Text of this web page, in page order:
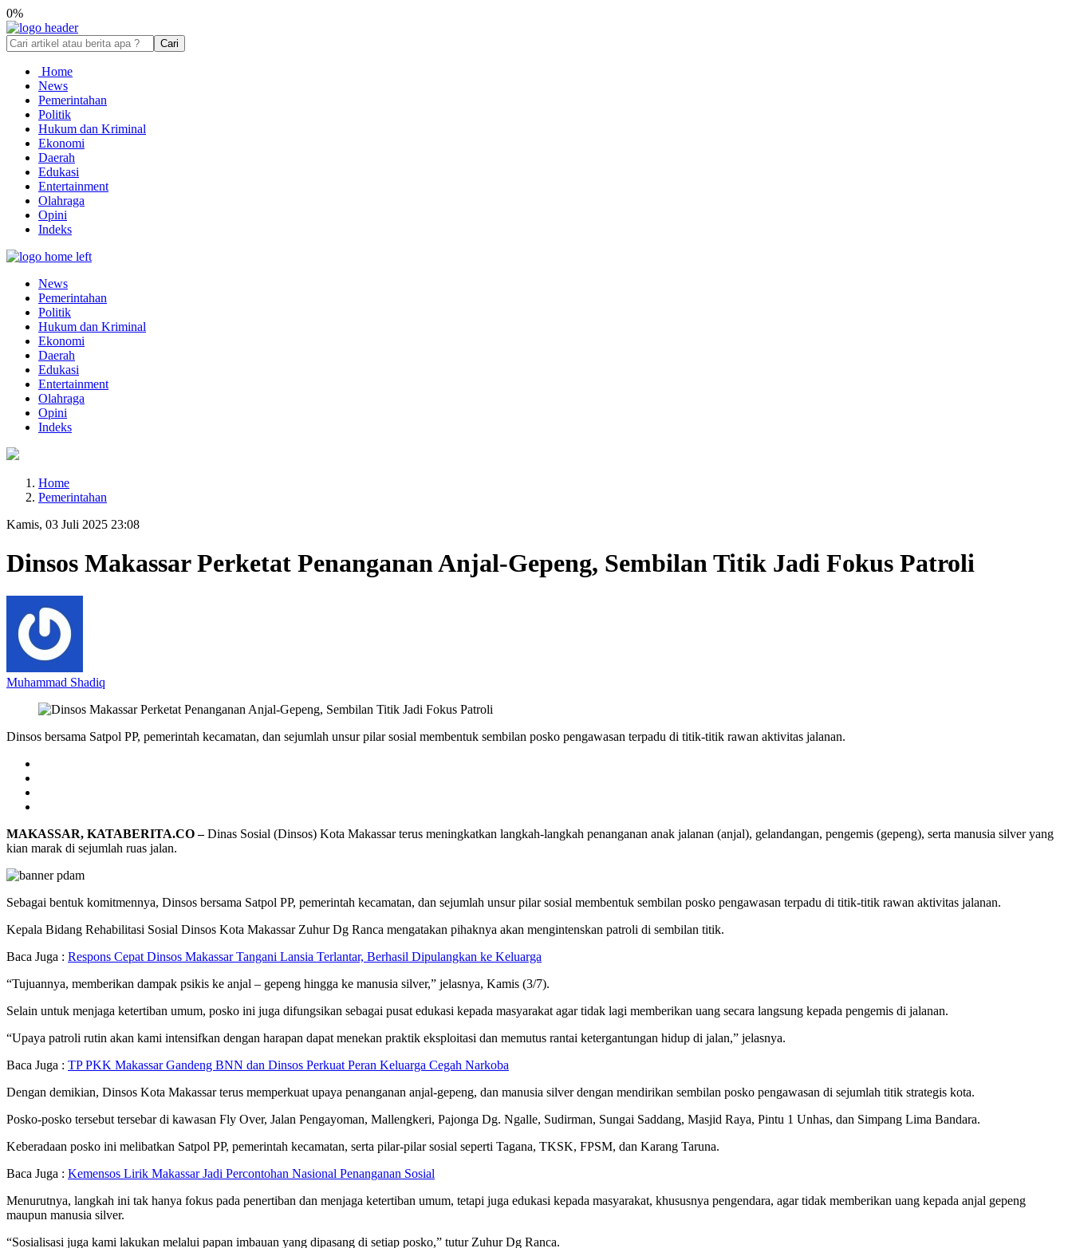
0%
Cari
Home
News
Pemerintahan
Politik
Hukum dan Kriminal
Ekonomi
Daerah
Edukasi
Entertainment
Olahraga
Opini
Indeks
News
Pemerintahan
Politik
Hukum dan Kriminal
Ekonomi
Daerah
Edukasi
Entertainment
Olahraga
Opini
Indeks
Home
Pemerintahan
Kamis, 03 Juli 2025 23:08
Dinsos Makassar Perketat Penanganan Anjal-Gepeng, Sembilan Titik Jadi Fokus Patroli
Muhammad Shadiq
Dinsos bersama Satpol PP, pemerintah kecamatan, dan sejumlah unsur pilar sosial membentuk sembilan posko pengawasan terpadu di titik-titik rawan aktivitas jalanan.
MAKASSAR, KATABERITA.CO –Dinas Sosial (Dinsos) Kota Makassar terus meningkatkan langkah-langkah penanganan anak jalanan (anjal), gelandangan, pengemis (gepeng), serta manusia silver yang
kian marak di sejumlah ruas jalan.
Sebagai bentuk komitmennya, Dinsos bersama Satpol PP, pemerintah kecamatan, dan sejumlah unsur pilar sosial membentuk sembilan posko pengawasan terpadu di titik-titik rawan aktivitas jalanan.
Kepala Bidang Rehabilitasi Sosial Dinsos Kota Makassar Zuhur Dg Ranca mengatakan pihaknya akan mengintenskan patroli di sembilan titik.
Baca Juga : Respons Cepat Dinsos Makassar Tangani Lansia Terlantar, Berhasil Dipulangkan ke Keluarga
“Tujuannya, memberikan dampak psikis ke anjal – gepeng hingga ke manusia silver,” jelasnya, Kamis (3/7).
Selain untuk menjaga ketertiban umum, posko ini juga difungsikan sebagai pusat edukasi kepada masyarakat agar tidak lagi memberikan uang secara langsung kepada pengemis di jalanan.
“Upaya patroli rutin akan kami intensifkan dengan harapan dapat menekan praktik eksploitasi dan memutus rantai ketergantungan hidup di jalan,” jelasnya.
Baca Juga : TP PKK Makassar Gandeng BNN dan Dinsos Perkuat Peran Keluarga Cegah Narkoba
Dengan demikian, Dinsos Kota Makassar terus memperkuat upaya penanganan anjal-gepeng, dan manusia silver dengan mendirikan sembilan posko pengawasan di sejumlah titik strategis kota.
Posko-posko tersebut tersebar di kawasan Fly Over, Jalan Pengayoman, Mallengkeri, Pajonga Dg. Ngalle, Sudirman, Sungai Saddang, Masjid Raya, Pintu 1 Unhas, dan Simpang Lima Bandara.
Keberadaan posko ini melibatkan Satpol PP, pemerintah kecamatan, serta pilar-pilar sosial seperti Tagana, TKSK, FPSM, dan Karang Taruna.
Baca Juga : Kemensos Lirik Makassar Jadi Percontohan Nasional Penanganan Sosial
Menurutnya, langkah ini tak hanya fokus pada penertiban dan menjaga ketertiban umum, tetapi juga edukasi kepada masyarakat, khususnya pengendara, agar tidak memberikan uang kepada anjal gepeng
maupun manusia silver.
“Sosialisasi juga kami lakukan melalui papan imbauan yang dipasang di setiap posko,” tutur Zuhur Dg Ranca.